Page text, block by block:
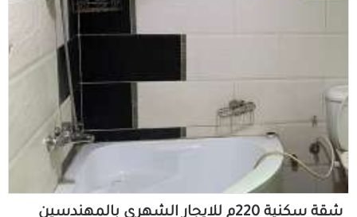
شقة سكنية 220م للايجار الشهرى بالمهندسين